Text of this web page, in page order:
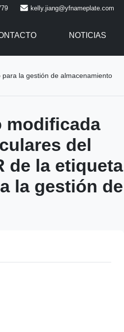
kelly.jiang@yfnameplate.com
NOTICIAS
la gestión de almacenamiento
modificada
del
de la etiqueta
la gestión de